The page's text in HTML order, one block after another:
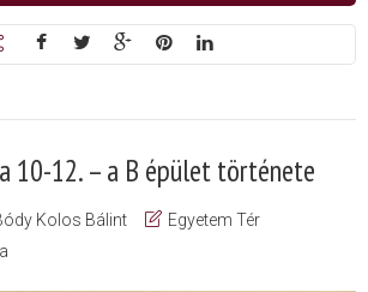
10-12. – a B épület története
Kolos Bálint
Egyetem Tér